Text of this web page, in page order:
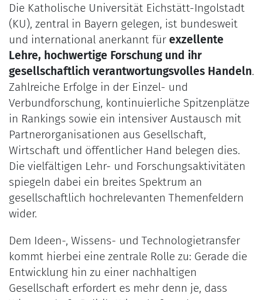
Die Katholische Universität Eichstätt-Ingolstadt
(KU), zentral in Bayern gelegen, ist bundesweit
und international anerkannt für exzellente
Lehre, hochwertige Forschung und ihr
gesellschaftlich verantwortungsvolles Handeln.
Zahlreiche Erfolge in der Einzel- und
Verbundforschung, kontinuierliche Spitzenplätze
in Rankings sowie ein intensiver Austausch mit
Partnerorganisationen aus Gesellschaft,
Wirtschaft und öffentlicher Hand belegen dies.
Die vielfältigen Lehr- und Forschungsaktivitäten
spiegeln dabei ein breites Spektrum an
gesellschaftlich hochrelevanten Themenfeldern
wider.
Dem Ideen-, Wissens- und Technologietransfer
kommt hierbei eine zentrale Rolle zu: Gerade die
Entwicklung hin zu einer nachhaltigen
Gesellschaft erfordert es mehr denn je, dass